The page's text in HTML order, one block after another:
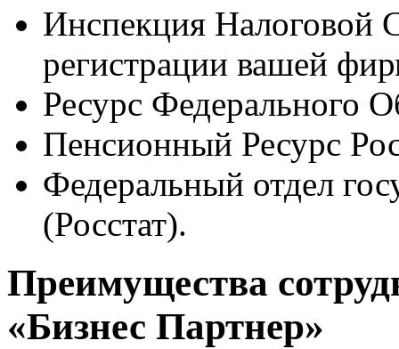
Инспекция Налоговой
регистрации вашей
Ресурс Федерального
Пенсионный Ресурс
Федеральный отдел
(Росстат).
Преимущества
«Бизнес Партнер»